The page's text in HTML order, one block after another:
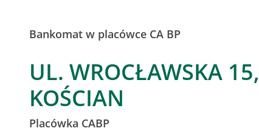
Bankomat w placówce CA BP
UL. WROCŁAWSKA 15,
KOŚCIAN
Placówka CABP